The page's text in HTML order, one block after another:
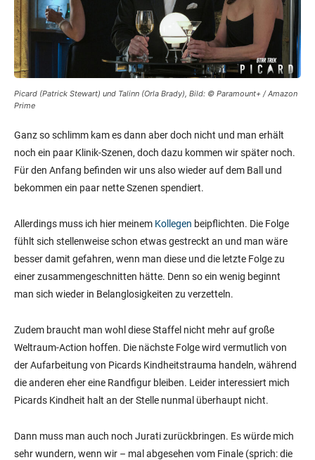
Picard (Patrick Stewart) und Talinn (Orla Brady), Bild: © Paramount+ / Amazon
Prime
Ganz so schlimm kam es dann aber doch nicht und man erhält
noch ein paar Klinik-Szenen, doch dazu kommen wir später noch.
Für den Anfang befinden wir uns also wieder auf dem Ball und
bekommen ein paar nette Szenen spendiert.
Allerdings muss ich hier meinem Kollegen beipflichten. Die Folge
fühlt sich stellenweise schon etwas gestreckt an und man wäre
besser damit gefahren, wenn man diese und die letzte Folge zu
einer zusammengeschnitten hätte. Denn so ein wenig beginnt
man sich wieder in Belanglosigkeiten zu verzetteln.
Zudem braucht man wohl diese Staffel nicht mehr auf große
Weltraum-Action hoffen. Die nächste Folge wird vermutlich von
der Aufarbeitung von Picards Kindheitstrauma handeln, während
die anderen eher eine Randfigur bleiben. Leider interessiert mich
Picards Kindheit halt an der Stelle nunmal überhaupt nicht.
Dann muss man auch noch Jurati zurückbringen. Es würde mich
sehr wundern, wenn wir – mal abgesehen vom Finale (sprich: die